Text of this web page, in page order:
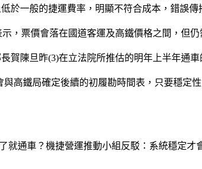
於一般的捷運費率，明顯不符合成本，錯誤傳
，票價會落在國道客運及高鐵價格之間，但仍
賀陳旦昨(3)在立法院所推估的明年上半年通
高鐵局確定後續的初履勘時間表，只要穩定
就通車？機捷營運推動小組反駁：系統穩定